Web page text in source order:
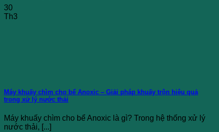
30
Th3
Máy khuấy chìm cho bể Anoxic – Giải pháp khuấy trộn hiệu quả
trong xử lý nước thải
Máy khuấy chìm cho bể Anoxic là gì? Trong hệ thống xử lý
nước thải, [...]